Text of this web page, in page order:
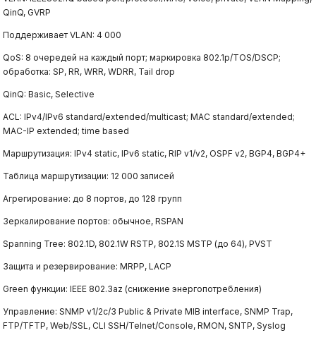
QinQ, GVRP
Поддерживает VLAN: 4 000
QoS: 8 очередей на каждый порт; маркировка 802.1p/TOS/DSCP;
обработка: SP, RR, WRR, WDRR, Tail drop
QinQ: Basic, Selective
ACL: IPv4/IPv6 standard/extended/multicast; MAC standard/extended;
MAC-IP extended; time based
Маршрутизация: IPv4 static, IPv6 static, RIP v1/v2, OSPF v2, BGP4, BGP4+
Таблица маршрутизации: 12 000 записей
Агрегирование: до 8 портов, до 128 групп
Зеркалирование портов: обычное, RSPAN
Spanning Tree: 802.1D, 802.1W RSTP, 802.1S MSTP (до 64), PVST
Защита и резервирование: MRPP, LACP
Green функции: IEEE 802.3az (снижение энергопотребления)
Управление: SNMP v1/2c/3 Public & Private MIB interface, SNMP Trap,
FTP/TFTP, Web/SSL, CLI SSH/Telnet/Console, RMON, SNTP, Syslog